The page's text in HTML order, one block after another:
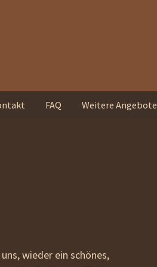
FAQ Weitere Angebote
wieder ein schönes,